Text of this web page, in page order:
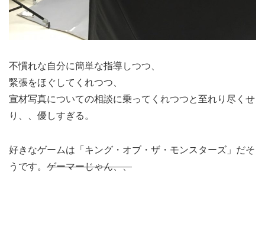
不慣れな自分に簡単な指導しつつ、
緊張をほぐしてくれつつ、
宣材写真についての相談に乗ってくれつつと至れり尽くせ
り、、優しすぎる。
好きなゲームは「キング・オブ・ザ・モンスターズ」だそ
うです。 ゲーマーじゃん、、